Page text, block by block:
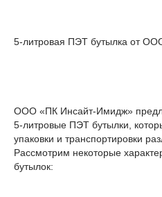
5-литровая ПЭТ бутылка от
ООО «ПК Инсайт-Имидж»
5-литровые ПЭТ бутылки,
упаковки и транспортировки
Рассмотрим некоторые
бутылок: